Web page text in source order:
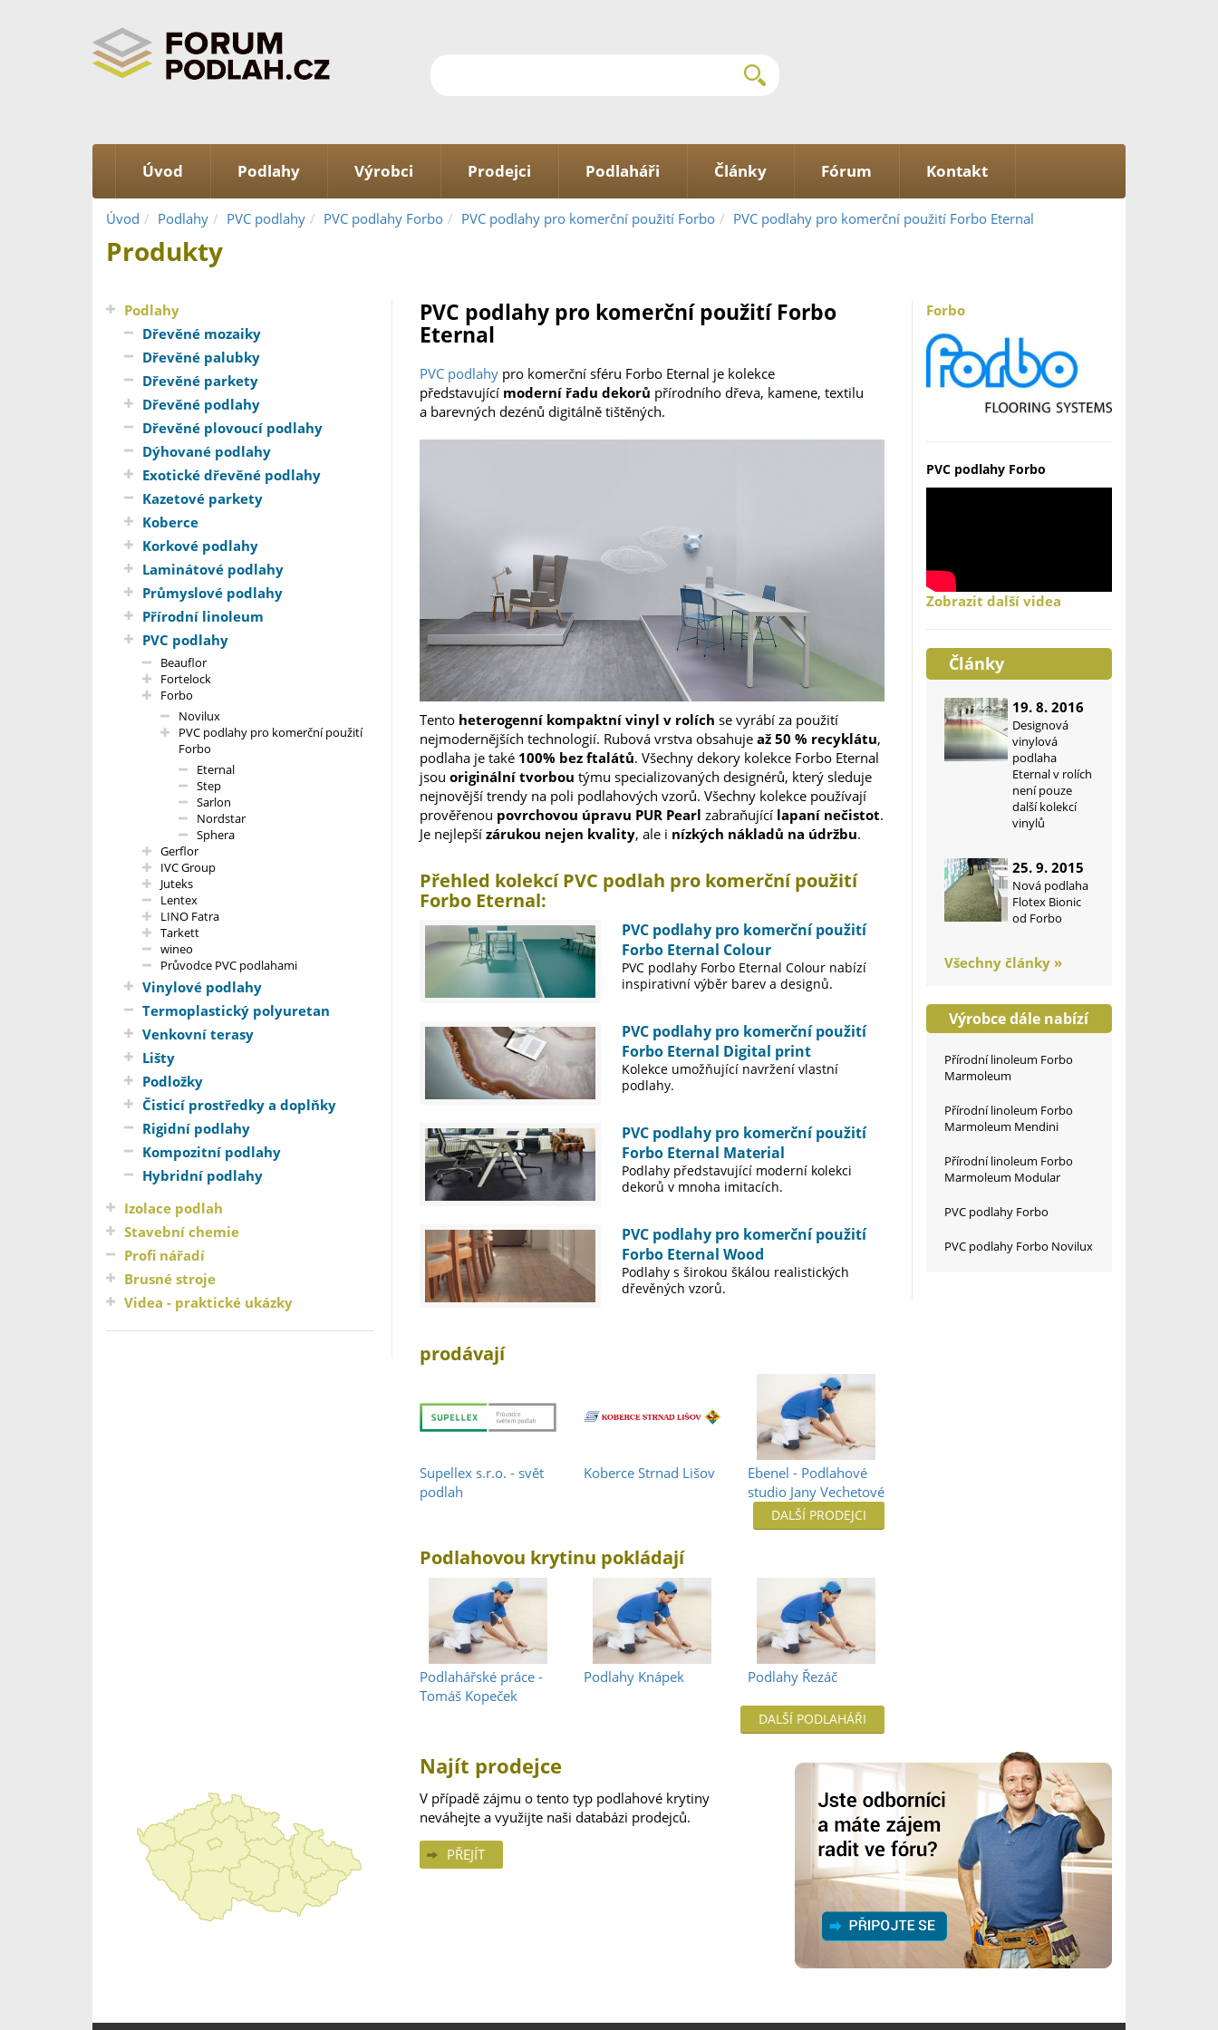
Úvod Podlahy Výrobci Prodejci Podlaháři Články Fórum Kontakt
Úvod Podlahy PVC podlahy PVC podlahy Forbo PVC podlahy pro komerční použití Forbo PVC podlahy pro komerční použití Forbo Eternal
Produkty
Podlahy
Dřevěné mozaiky
Dřevěné palubky
Dřevěné parkety
Dřevěné podlahy
Dřevěné plovoucí podlahy
Dýhované podlahy
Exotické dřevěné podlahy
Kazetové parkety
Koberce
Korkové podlahy
Laminátové podlahy
Průmyslové podlahy
Přírodní linoleum
PVC podlahy
Beauflor
Fortelock
Forbo
Novilux
PVC podlahy pro komerční použití
Forbo
Eternal
Step
Sarlon
Nordstar
Sphera
Gerflor
IVC Group
Juteks
Lentex
LINO Fatra
Tarkett
wineo
Průvodce PVC podlahami
Vinylové podlahy
Termoplastický polyuretan
Venkovní terasy
Lišty
Podložky
Čisticí prostředky a doplňky
Rigidní podlahy
Kompozitní podlahy
Hybridní podlahy
Izolace podlah
Stavební chemie
Profi nářadí
Brusné stroje
Videa - praktické ukázky
PVC podlahy pro komerční použití Forbo
Eternal
PVC podlahypro komerční sféru Forbo Eternal je kolekce
představující moderní řadu dekorů přírodního dřeva, kamene, textilu
a barevných dezénů digitálně tištěných.
Tento heterogenní kompaktní vinyl v rolích se vyrábí za použití
nejmodernějších technologií. Rubová vrstva obsahuje až 50 % recyklátu,
podlaha je také 100% bez ftalátů. Všechny dekory kolekce Forbo Eternal
jsou originální tvorbou týmu specializovaných designérů, který sleduje
nejnovější trendy na poli podlahových vzorů. Všechny kolekce používají
prověřenou povrchovou úpravu PUR Pearl zabraňující lapaní nečistot.
Je nejlepší zárukou nejen kvality, ale i nízkých nákladů na údržbu.
Přehled kolekcí PVC podlah pro komerční použití
Forbo Eternal:
PVC podlahy pro komerční použití
Forbo Eternal Colour
PVC podlahy Forbo Eternal Colour nabízí
inspirativní výběr barev a designů.
PVC podlahy pro komerční použití
Forbo Eternal Digital print
Kolekce umožňující navržení vlastní
podlahy.
PVC podlahy pro komerční použití
Forbo Eternal Material
Podlahy představující moderní kolekci
dekorů v mnoha imitacích.
PVC podlahy pro komerční použití
Forbo Eternal Wood
Podlahy s širokou škálou realistických
dřevěných vzorů.
prodávají
Supellex s.r.o. - svět
podlah
Koberce Strnad Lišov
Ebenel - Podlahové
studio Jany Vechetové
DALŠÍ PRODEJCI
Podlahovou krytinu pokládají
Podlahářské práce -
Tomáš Kopeček
Podlahy Knápek Podlahy Řezáč
DALŠÍ PODLAHÁŘI
Forbo
PVC podlahy Forbo
Zobrazit další videa
Články
19. 8. 2016
Designová
vinylová
podlaha
Eternal v rolích
není pouze
další kolekcí
vinylů
25. 9. 2015
Nová podlaha
Flotex Bionic
od Forbo
Všechny články »
Výrobce dále nabízí
Přírodní linoleum Forbo
Marmoleum
Přírodní linoleum Forbo
Marmoleum Mendini
Přírodní linoleum Forbo
Marmoleum Modular
PVC podlahy Forbo
PVC podlahy Forbo Novilux
Najít prodejce
V případě zájmu o tento typ podlahové krytiny
neváhejte a využijte naši databázi prodejců.
PŘEJÍT